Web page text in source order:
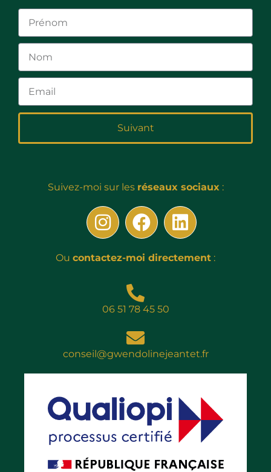
Suivant
Suivez-moi sur les réseaux sociaux:
Ou contactez-moi directement :
06 51 78 45 50
conseil@gwendolinejeantet.fr